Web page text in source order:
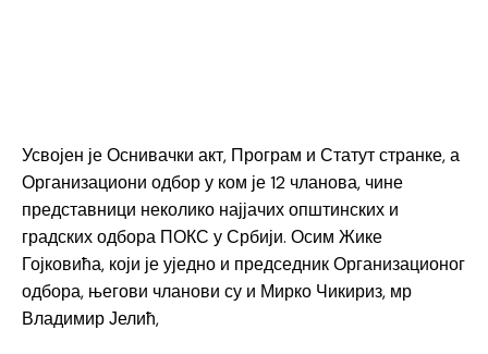
Усвојен је Оснивачки акт, Програм и Статут странке, а
Организациони одбор у ком је 12 чланова, чине
представници неколико најјачих општинских и
градских одбора ПОКС у Србији. Осим Жике
Гојковића, који је уједно и председник Организационог
одбора, његови чланови су и Мирко Чикириз, мр
Владимир Јелић,